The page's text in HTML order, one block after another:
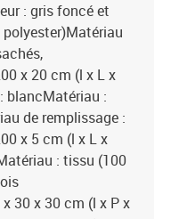
: gris foncé et
x 20 cm (l x L x
blancMatériau :
de remplissage :
x 5 cm (l x L x
: tissu (100
30 x 30 cm (l x P x